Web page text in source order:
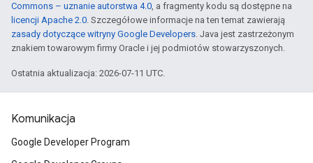
Commons – uznanie autorstwa 4.0, a fragmenty kodu są dostępne na
licencji Apache 2.0. Szczegółowe informacje na ten temat zawierają
zasady dotyczące witryny Google Developers. Java jest zastrzeżonym
znakiem towarowym firmy Oracle i jej podmiotów stowarzyszonych.
Ostatnia aktualizacja: 2026-07-11 UTC.
Komunikacja
Google Developer Program